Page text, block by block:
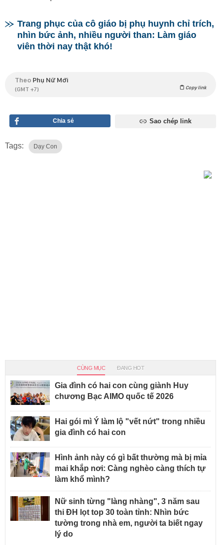
Trang phục của cô giáo bị phụ huynh chỉ trích,
nhìn bức ảnh, nhiều người than: Làm giáo
viên thời nay thật khó!
Theo Phụ Nữ Mới
(GMT +7) Copy link
Chia sẻ Sao chép link
Tags: Dạy Con
CÙNG MỤC ĐANG HOT
Gia đình có hai con cùng giành Huy
chương Bạc AIMO quốc tế 2026
Hai gói mì Ý làm lộ "vết nứt" trong nhiều
gia đình có hai con
Hình ảnh này có gì bất thường mà bị mỉa
mai khắp nơi: Càng nghèo càng thích tự
làm khổ mình?
Nữ sinh từng "làng nhàng", 3 năm sau
thi ĐH lọt top 30 toàn tỉnh: Nhìn bức
tường trong nhà em, người ta biết ngay
lý do